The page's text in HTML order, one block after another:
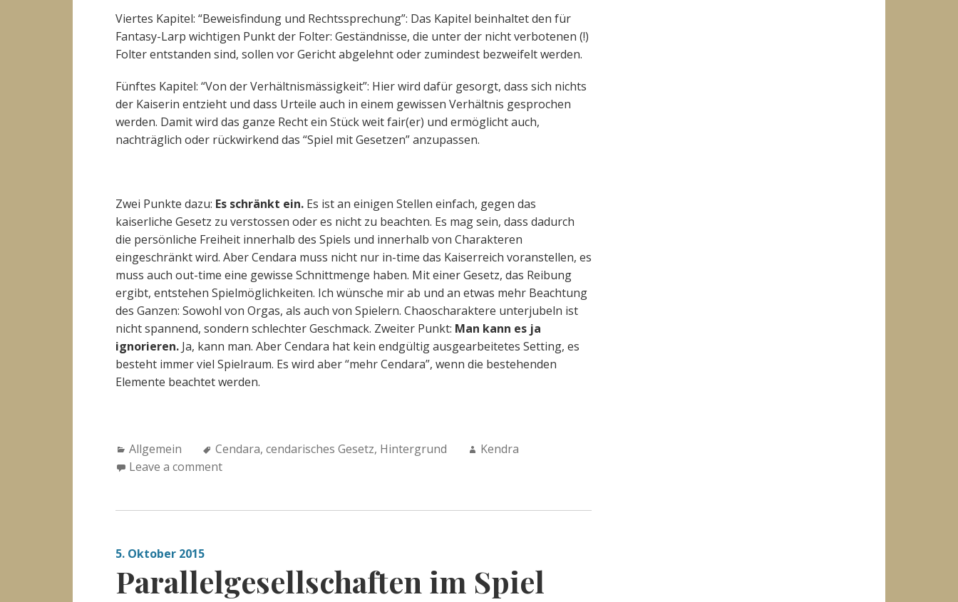
Viertes Kapitel: “Beweisfindung und Rechtssprechung”: Das Kapitel beinhaltet den für
Fantasy-Larp wichtigen Punkt der Folter: Geständnisse, die unter der nicht verbotenen (!)
Folter entstanden sind, sollen vor Gericht abgelehnt oder zumindest bezweifelt werden.
Fünftes Kapitel: “Von der Verhältnismässigkeit”: Hier wird dafür gesorgt, dass sich nichts
der Kaiserin entzieht und dass Urteile auch in einem gewissen Verhältnis gesprochen
werden. Damit wird das ganze Recht ein Stück weit fair(er) und ermöglicht auch,
nachträglich oder rückwirkend das “Spiel mit Gesetzen” anzupassen.
Zwei Punkte dazu: Es schränkt ein. Es ist an einigen Stellen einfach, gegen das
kaiserliche Gesetz zu verstossen oder es nicht zu beachten. Es mag sein, dass dadurch
die persönliche Freiheit innerhalb des Spiels und innerhalb von Charakteren
eingeschränkt wird. Aber Cendara muss nicht nur in-time das Kaiserreich voranstellen, es
muss auch out-time eine gewisse Schnittmenge haben. Mit einer Gesetz, das Reibung
ergibt, entstehen Spielmöglichkeiten. Ich wünsche mir ab und an etwas mehr Beachtung
des Ganzen: Sowohl von Orgas, als auch von Spielern. Chaoscharaktere unterjubeln ist
nicht spannend, sondern schlechter Geschmack. Zweiter Punkt: Man kann es ja
ignorieren. Ja, kann man. Aber Cendara hat kein endgültig ausgearbeitetes Setting, es
besteht immer viel Spielraum. Es wird aber “mehr Cendara”, wenn die bestehenden
Elemente beachtet werden.
Categories:
Allgemein Tags:
Cendara, cendarisches Gesetz, Hintergrund Author:
Kendra
Leave a comment
5. Oktober 2015
Parallelgesellschaften im Spiel